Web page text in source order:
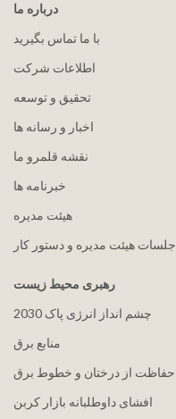
درباره ما
با ما تماس بگیرید
اطلاعات شرکت
تحقیق و توسعه
اخبار و رسانه ها
نقشه قلمرو ما
خبرنامه ها
هيئت مدیره
جلسات هیئت مدیره و دستور کار
رهبری محیط زیست
2030 چشم انداز انرژی پاک
منابع برق
حفاظت از درختان و خطوط برق
افشای داوطلبانه بازار کربن